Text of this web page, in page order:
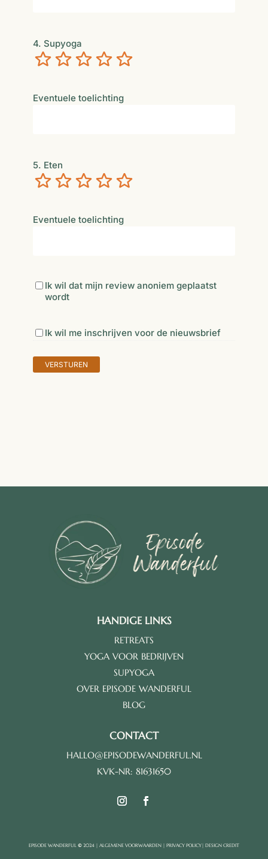
4. Supyoga
Uitstekend
Best goed
Neutraal
Niet zo goed
Verschrikkelijk
Eventuele toelichting
5. Eten
Uitstekend
Best goed
Neutraal
Niet zo goed
Verschrikkelijk
Eventuele toelichting
Anoniem
Ik wil dat mijn review anoniem geplaatst
wordt
Nieuwsbrief
Ik wil me inschrijven voor de nieuwsbrief
HANDIGE LINKS
RETREATS
YOGA VOOR BEDRIJVEN
SUPYOGA
OVER EPISODE WANDERFUL
BLOG
CONTACT
HALLO@EPISODEWANDERFUL.NL
KVK-NR: 81631650
EPISODE WANDERFUL © 2024 | ALGEMENE VOORWAARDEN| PRIVACY POLICY| DESIGN CREDIT